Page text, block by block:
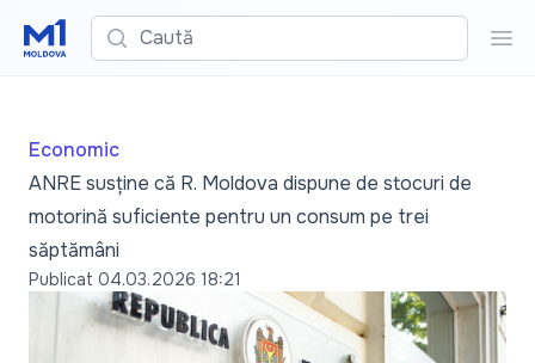
Caută
Economic
ANRE susține că R. Moldova dispune de stocuri de
motorină suficiente pentru un consum pe trei
săptămâni
Publicat 04.03.2026 18:21